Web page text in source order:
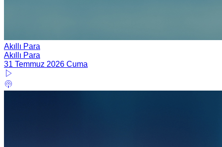
Akıllı Para
Akıllı Para
31 Temmuz 2026 Cuma